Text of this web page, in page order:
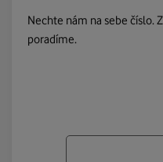
Nechte nám na sebe číslo.
poradíme.